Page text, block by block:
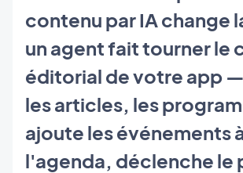
contenu par IA change
un agent fait tourner le
éditorial de votre app
les articles, les
ajoute les événements
l'agenda, déclenche le